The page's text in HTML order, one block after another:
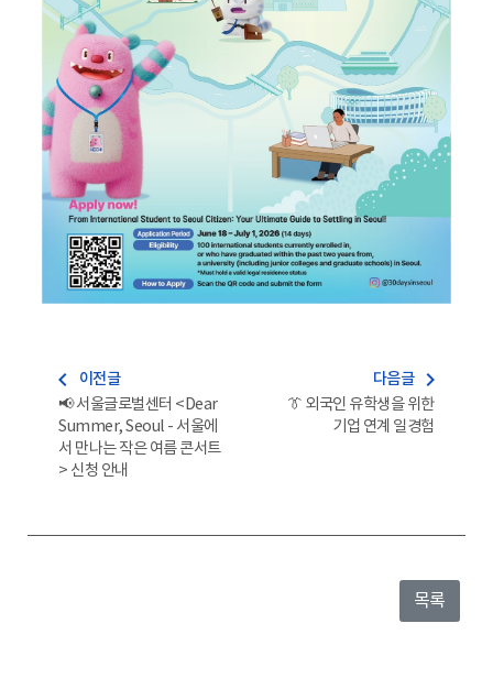
navigate_before
이전글
📢 서울글로벌센터 <Dear
Summer, Seoul - 서울에
서 만나는 작은 여름 콘서트
> 신청 안내
다음글 navigate_next
👔 외국인 유학생을 위한
기업 연계 일경험
목록